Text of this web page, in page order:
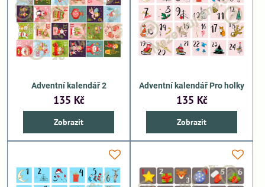
Adventní kalendář 2
135 Kč
Zobrazit
Adventní kalendář Pro holky
135 Kč
Zobrazit